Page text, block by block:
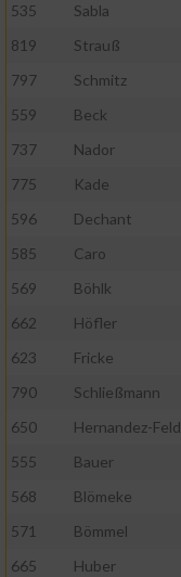
535
Sabla
819
Strauß
797
Schmitz
559
Beck
737
Nador
775
Kade
596
Dechant
585
Caro
569
Böhlk
662
Höfler
623
Fricke
790
Schließmann
650
Hernandez-
555
Bauer
568
Blömeke
571
Bömmel
665
Huber